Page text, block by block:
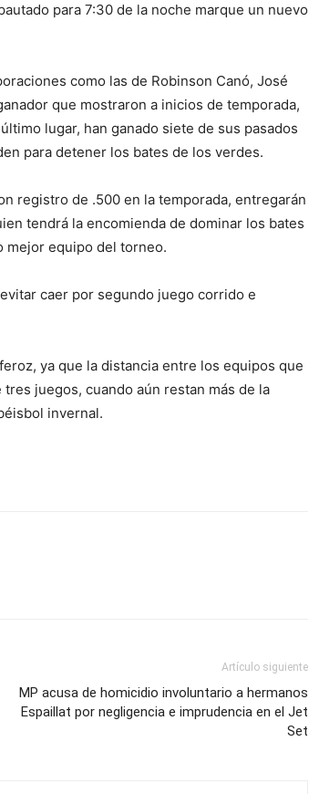
para 7:30 de la noche marque un nuevo
como las de Robinson Canó, José
que mostraron a inicios de temporada,
lugar, han ganado siete de sus pasados
para detener los bates de los verdes.
registro de .500 en la temporada, entregarán
tendrá la encomienda de dominar los bates
mejor equipo del torneo.
caer por segundo juego corrido e
ya que la distancia entre los equipos que
juegos, cuando aún restan más de la
invernal.
Artículo siguiente
MP acusa de homicidio involuntario a hermanos
Espaillat por negligencia e imprudencia en el Jet
Set